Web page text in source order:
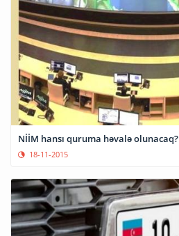
NİİM hansı quruma həvalə olunacaq?
18-11-2015